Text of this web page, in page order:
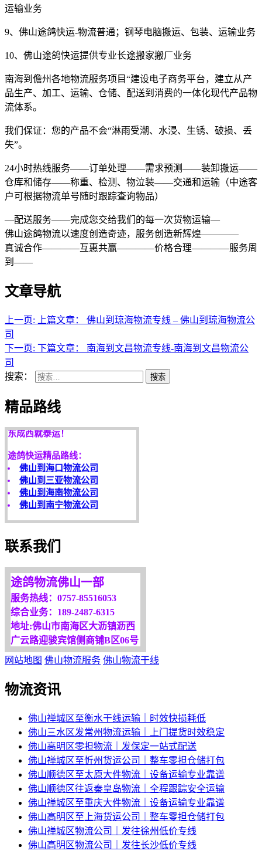
运输业务
9、佛山途鸽快运-物流普通；钢琴电脑搬运、包装、运输业务
10、佛山途鸽快运提供专业长途搬家搬厂业务
南海到儋州各地物流服务项目“建设电子商务平台，建立从产
品生产、加工、运输、仓储、配送到消费的一体化现代产品物
流体系。
我们保证：您的产品不会“淋雨受潮、水浸、生锈、破损、丢
失”。
24小时热线服务——订单处理——需求预测——装卸搬运——
仓库和储存——称重、检测、物泣装——交通和运输（中途客
户可根据物流单号随时跟踪查询物品）
—配送服务——完成您交给我们的每一次货物运输—
佛山途鸽物流以速度创造奇迹，服务创造新辉煌————
真诚合作————互惠共赢————价格合理————服务周
到——
文章导航
上一页: 上篇文章：
佛山到琼海物流专线 – 佛山到琼海物流公
司
下一页: 下篇文章：
南海到文昌物流专线-南海到文昌物流公
司
搜索：
搜索
精品路线
天开地辟宏基，
佛山到海口物流公司
佛山到三亚物流公司
佛山到海南物流公司
佛山到南宁物流公司
欢迎您光临！
更多服务请来电咨询，
我们将竭诚为你服务！
联系我们
途鸽物流佛山一部
服务热线：0757-85516053
综合业务：189-2487-6315
地址:佛山市南海区大沥镇沥西
广云路迎骏宾馆侧商铺B区06号
网站地图 佛山物流服务 佛山物流干线
物流资讯
佛山禅城区至衡水干线运输｜时效快损耗低
佛山三水区发常州物流运输｜上门提货时效稳定
佛山高明区零担物流｜发保定一站式配送
佛山禅城区至忻州货运公司｜整车零担仓储打包
佛山顺德区至太原大件物流｜设备运输专业靠谱
佛山顺德区往返秦皇岛物流｜全程跟踪安全运输
佛山禅城区至重庆大件物流｜设备运输专业靠谱
佛山高明区至上海货运公司｜整车零担仓储打包
佛山禅城区物流公司｜发往徐州低价专线
佛山高明区物流公司｜发往长沙低价专线